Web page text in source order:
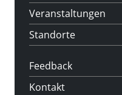
Veranstaltungen
Standorte
Feedback
Kontakt